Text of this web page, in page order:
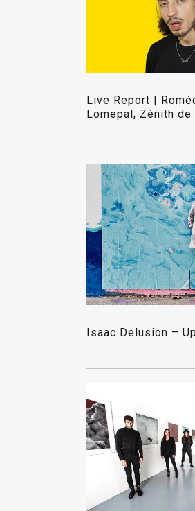
Live Report |
Lomepal, Zénith
Isaac Delusion –